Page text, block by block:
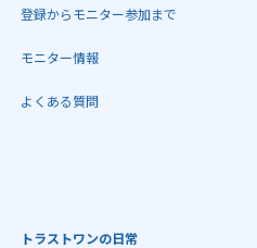
登録からモニター参加まで
モニター情報
よくある質問
トラストワンの日常